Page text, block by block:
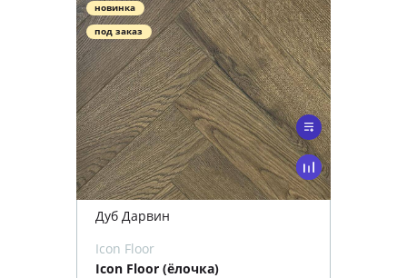
новинка
под заказ
Дуб Дарвин
Icon Floor
Icon Floor (ёлочка)